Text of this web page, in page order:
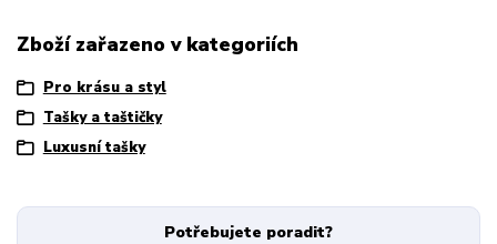
Zboží zařazeno v kategoriích
Pro krásu a styl
Tašky a taštičky
Luxusní tašky
Potřebujete poradit?